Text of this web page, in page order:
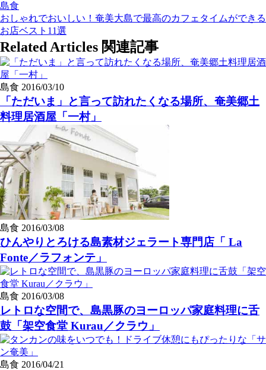
島食
おしゃれでおいしい！奄美大島で最高のカフェタイムができる
お店ベスト11選
Related Articles 関連記事
島食 2016/03/10
「ただいま」と言って訪れたくなる場所、奄美郷土
料理居酒屋「一村」
島食 2016/03/08
ひんやりとろける島素材ジェラート専門店「 La
Fonte／ラフォンテ」
島食 2016/03/08
レトロな空間で、島黒豚のヨーロッパ家庭料理に舌
鼓「架空食堂 Kurau／クラウ」
島食 2016/04/21